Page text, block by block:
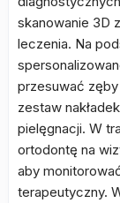
skanowanie 3D
leczenia. Na
przesuwać
zestaw
pielęgnacji. W
ortodontę na
aby
terapeutyczny.